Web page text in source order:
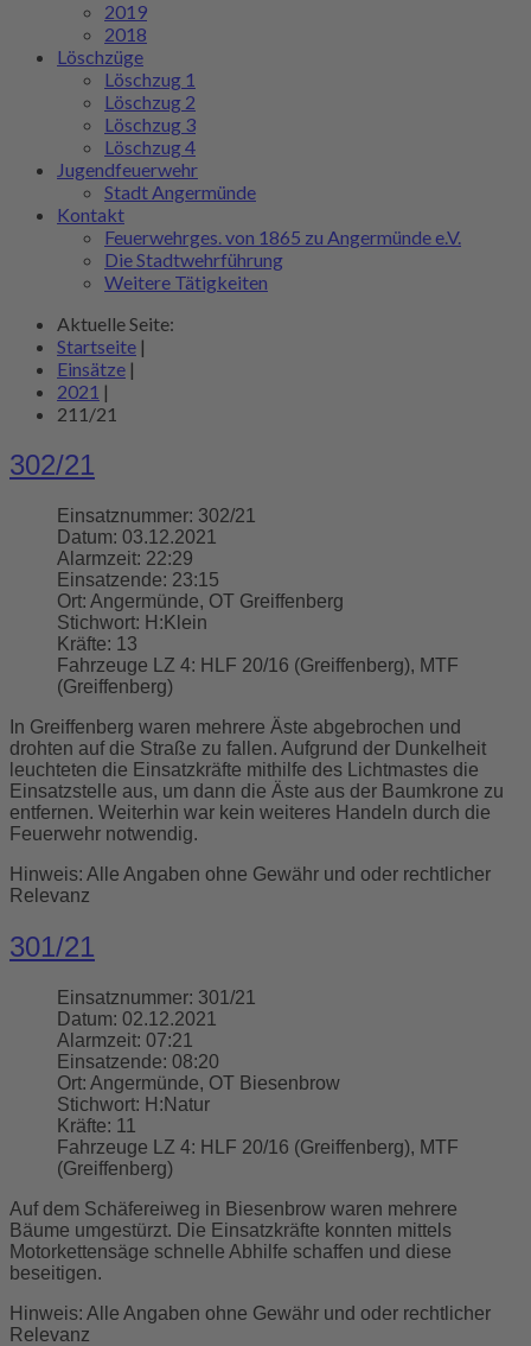
2019
2018
Löschzüge
Löschzug 1
Löschzug 2
Löschzug 3
Löschzug 4
Jugendfeuerwehr
Stadt Angermünde
Kontakt
Feuerwehrges. von 1865 zu Angermünde e.V.
Die Stadtwehrführung
Weitere Tätigkeiten
Aktuelle Seite:
Startseite |
Einsätze |
2021 |
211/21
302/21
Einsatznummer: 302/21
Datum: 03.12.2021
Alarmzeit: 22:29
Einsatzende: 23:15
Ort: Angermünde, OT Greiffenberg
Stichwort: H:Klein
Kräfte: 13
Fahrzeuge LZ 4: HLF 20/16 (Greiffenberg), MTF
(Greiffenberg)
In Greiffenberg waren mehrere Äste abgebrochen und
drohten auf die Straße zu fallen. Aufgrund der Dunkelheit
leuchteten die Einsatzkräfte mithilfe des Lichtmastes die
Einsatzstelle aus, um dann die Äste aus der Baumkrone zu
entfernen. Weiterhin war kein weiteres Handeln durch die
Feuerwehr notwendig.
Hinweis: Alle Angaben ohne Gewähr und oder rechtlicher
Relevanz
301/21
Einsatznummer: 301/21
Datum: 02.12.2021
Alarmzeit: 07:21
Einsatzende: 08:20
Ort: Angermünde, OT Biesenbrow
Stichwort: H:Natur
Kräfte: 11
Fahrzeuge LZ 4: HLF 20/16 (Greiffenberg), MTF
(Greiffenberg)
Auf dem Schäfereiweg in Biesenbrow waren mehrere
Bäume umgestürzt. Die Einsatzkräfte konnten mittels
Motorkettensäge schnelle Abhilfe schaffen und diese
beseitigen.
Hinweis: Alle Angaben ohne Gewähr und oder rechtlicher
Relevanz